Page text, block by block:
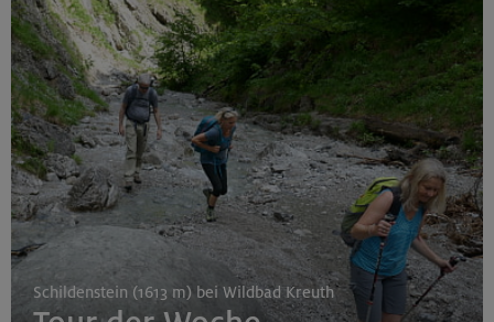
Kinderkletterkurs für Anfänger im Altmühltal
Südlicher Frankenjura
17./18./19.08.26
Grundkurs Klettern indoor
München
Schildenstein (1613 m) bei Wildbad Kreuth